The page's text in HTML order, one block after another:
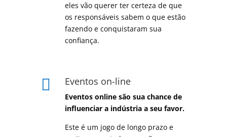
eles vão querer ter certeza de que
os responsáveis ​​sabem o que estão
fazendo e conquistaram sua
confiança.
 Eventos on-line
Eventos online são sua chance de
influenciar a indústria a seu favor.
Este é um jogo de longo prazo e